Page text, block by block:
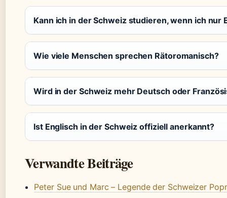
Kann ich in der Schweiz studieren, wenn ich nur
Wie viele Menschen sprechen Rätoromanisch?
Wird in der Schweiz mehr Deutsch oder
Ist Englisch in der Schweiz offiziell anerkannt?
Verwandte Beiträge
Peter Sue und Marc – Legende der Schweizer